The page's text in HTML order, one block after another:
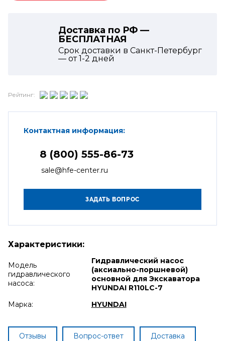
Доставка по РФ —
БЕСПЛАТНАЯ
Срок доставки в Санкт-Петербург
— от1-2 дней
Рейтинг:
Контактная информация:
8 (800) 555-86-73
sale@hfe-center.ru
Характеристики:
Модель
гидравлического
насоса:
Гидравлический насос
(аксиально-поршневой)
основной для Экскаватора
HYUNDAI R110LC-7
Марка:
HYUNDAI
Отзывы Вопрос-ответ Доставка